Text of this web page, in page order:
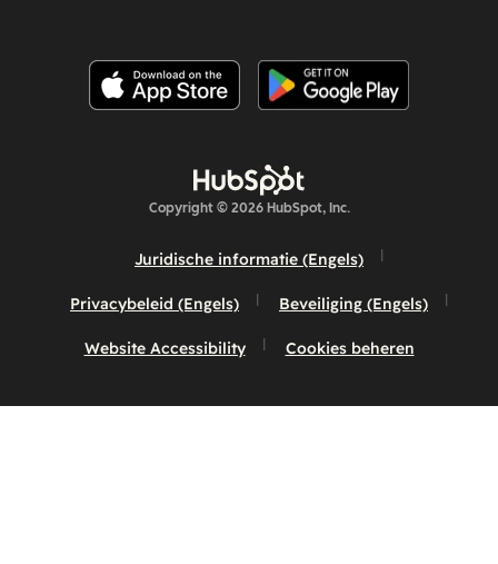
Copyright © 2026 HubSpot, Inc.
Juridische informatie (Engels)
Privacybeleid (Engels) Beveiliging (Engels)
Website Accessibility Cookies beheren